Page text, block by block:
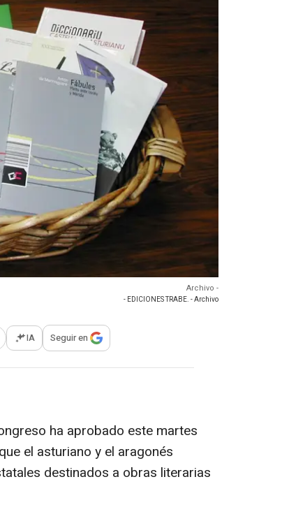
Archivo -
- EDICIONES TRABE. - Archivo
opciones para compartir
IA Seguir en
ha aprobado este martes
el asturiano y el aragonés
destinados a obras literarias